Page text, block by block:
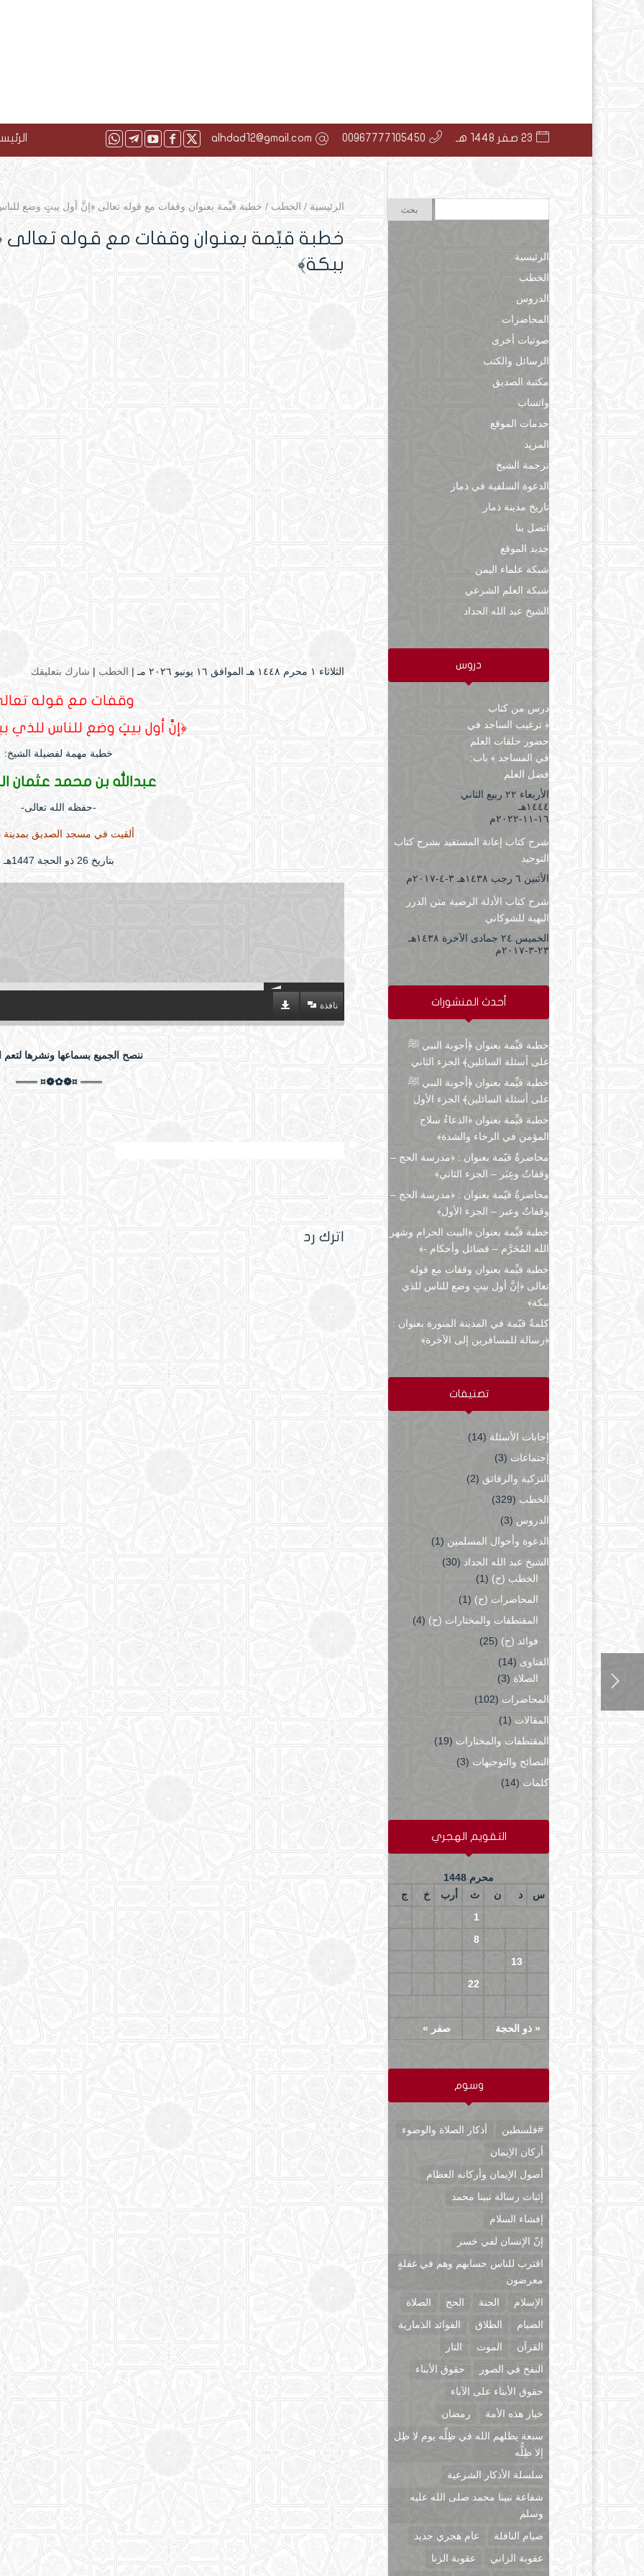
23 صفر 1448 هـ 00967777105450
alhdad12@gmail.com
الرئيسية / الخطب / خطبة قيِّمة بعنوان وقفات مع قوله تعالى ﴿إنَّ أول بيتٍ وضع
خطبة قيِّمة بعنوان وقفات مع قوله تعالى
ببكة﴾
الثلاثاء ۱ محرم ۱٤٤۸ هـ الموافق ۱٦ يونيو ۲۰۲٦ مـ | الخطب | شارك بتعليقك
وقفات مع قوله
﴿إنَّ أول بيتٍ وضع للناس للذي
خطبة مهمة لفضيلة الشيخ:
عبدالله بن محمد عثمان
-حفظه الله تعالى-
ألقيت في مسجد الصديق بمدينة
بتاريخ 26 ذو الحجة 1447هـ
نافذة
ننصح الجميع بسماعها ونشرها لتعم
═══ ¤❁✿❁¤ ═══
اترك رد
الرئيسية
الخطب
الدروس
المحاضرات
صوتيات أخرى
الرسائل والكتب
مكتبة الصديق
واتساب
خدمات الموقع
المزيد
ترجمة الشيخ
الدعوة السلفية في ذمار
تاريخ مدينة ذمار
اتصل بنا
جديد الموقع
شبكة علماء اليمن
شبكة العلم الشرعي
الشيخ عبد الله الحداد
دروس
درس من كتاب
﴿ ترغيب الساجد في
حضور حلقات العلم
في المساجد ﴾ باب:
فضل العلم
الأربعاء ۲۲ ربيع الثاني
۱٤٤٤هـ
۱٦-۱۱-۲۰۲۲م
شرح كتاب إعانة المستفيد بشرح كتاب
التوحيد
الأثنين ٦ رجب ۱٤۳۸هـ ۳-٤-۲۰۱۷م
شرح كتاب الأدلة الرضية متن الدرر
البهية للشوكاني
الخميس ۲٤ جمادى الآخرة ۱٤۳۸هـ
۲۳-۳-۲۰۱۷م
أحدث المنشورات
خطبة قيِّمة بعنوان ﴿أجوبة النبي ﷺ
على أسئلة السائلين﴾ الجزء الثاني
خطبة قيِّمة بعنوان ﴿أجوبة النبي ﷺ
على أسئلة السائلين﴾ الجزء الأول
خطبة قيِّمة بعنوان ﴿الدعاءُ سلاح
المؤمن في الرخاء والشدة﴾
محاضرةٌ قيّمة بعنوان : ﴿مدرسة الحج –
وقفاتٌ وعِبَر – الجزء الثاني﴾
محاضرةٌ قيّمة بعنوان : ﴿مدرسة الحج –
وقفاتٌ وعبر – الجزء الأول﴾
خطبة قيِّمة بعنوان ﴿البيت الحرام وشهر
الله المُحَرَّم – فضائل وأحكام -﴾
خطبة قيِّمة بعنوان وقفات مع قوله
تعالى ﴿إنَّ أول بيتٍ وضع للناس للذي
ببكة﴾
كلمةٌ قيّمة في المدينة المنورة بعنوان :
﴿رسالة للمسافرين إلى الآخرة﴾
تصنيفات
إجابات الأسئلة (14)
إجتماعات (3)
التزكية والرقائق (2)
الخطب (329)
الدروس (3)
الدعوة وأحوال المسلمين (1)
الشيخ عبد الله الحداد (30)
الخطب (ح) (1)
المحاضرات (ح) (1)
المقتطفات والمختارات (ح) (4)
فوائد (ح) (25)
الفتاوى (14)
الصلاة (3)
المحاضرات (102)
المقالات (1)
المقتطفات والمختارات (19)
النصائح والتوجيهات (3)
كلمات (14)
التقويم الهجري
محرم 1448
س
د ن ث أرب خ ج
« ذو الحجة صفر »
1
8
13
22
وسوم
#فلسطين
أذكار الصلاة والوضوء
أركان الإيمان
أصول الإيمان وأركانه العظام
إثبات رسالة نبينا محمد
إفشاء السلام
إنّ الإنسان لفي خسر
اقترب للناس حسابهم وهم في غفلةٍ
معرضون
الإسلام
الجنة الحج
الصلاة
الصيام
الطلاق
الفوائد الذمارية
القرآن
الموت
النار
النفخ في الصور
حقوق الأبناء
حقوق الأبناء على الآباء
خيار هذه الأمة
رمضان
سبعة يظلهم الله في ظِلِّه يوم لا ظِل
إلا ظِلُّه
سلسلة الأذكار الشرعية
شفاعة نبينا محمد صلى الله عليه
وسلم
صيام النافلة
عام هجري جديد
عقوبة الزاني
عقوبة الزنا